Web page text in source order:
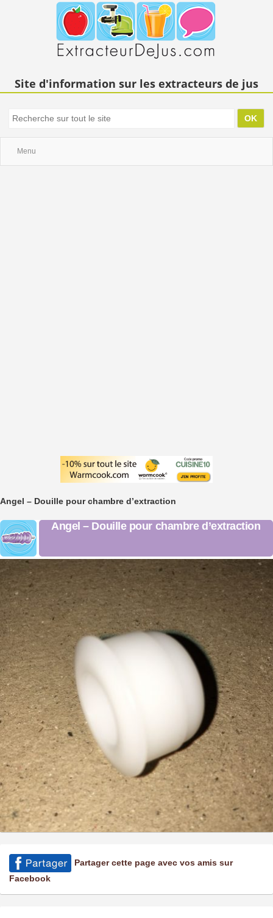
Site d'information sur les extracteurs de jus
Menu
Angel – Douille pour chambre d’extraction
Angel – Douille pour chambre d’extraction
Partager cette page avec vos amis sur
Facebook